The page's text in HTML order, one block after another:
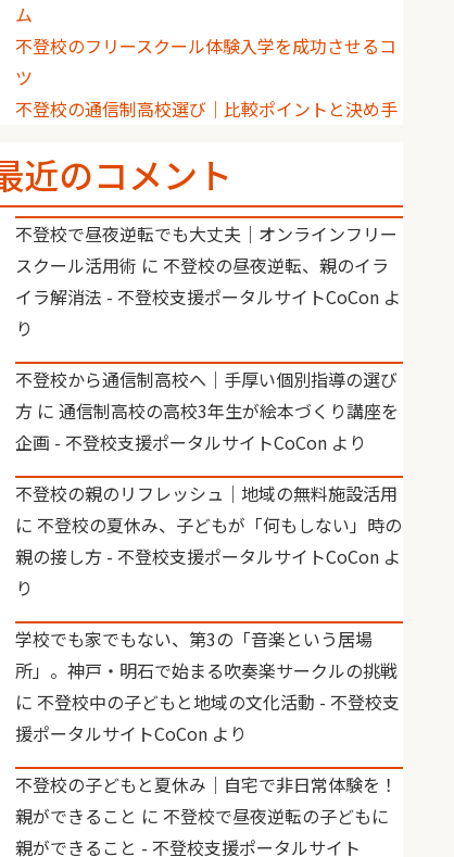
ム
不登校のフリースクール体験入学を成功させるコ
ツ
不登校の通信制高校選び｜比較ポイントと決め手
近のコメント
不登校で昼夜逆転でも大丈夫｜オンラインフリー
スクール活用術 に 不登校の昼夜逆転、親のイラ
イラ解消法 - 不登校支援ポータルサイトCoCon よ
り
不登校から通信制高校へ｜手厚い個別指導の選び
方 に通信制高校の高校3年生が絵本づくり講座を
企画 - 不登校支援ポータルサイトCoCon より
不登校の親のリフレッシュ｜地域の無料施設活用
に 不登校の夏休み、子どもが「何もしない」時の
親の接し方 - 不登校支援ポータルサイトCoCon よ
り
学校でも家でもない、第3の「音楽という居場
所」。神戸・明石で始まる吹奏楽サークルの挑戦
に 不登校中の子どもと地域の文化活動 - 不登校支
援ポータルサイトCoCon より
不登校の子どもと夏休み｜自宅で非日常体験を！
親ができること に 不登校で昼夜逆転の子どもに
親ができること - 不登校支援ポータルサイト